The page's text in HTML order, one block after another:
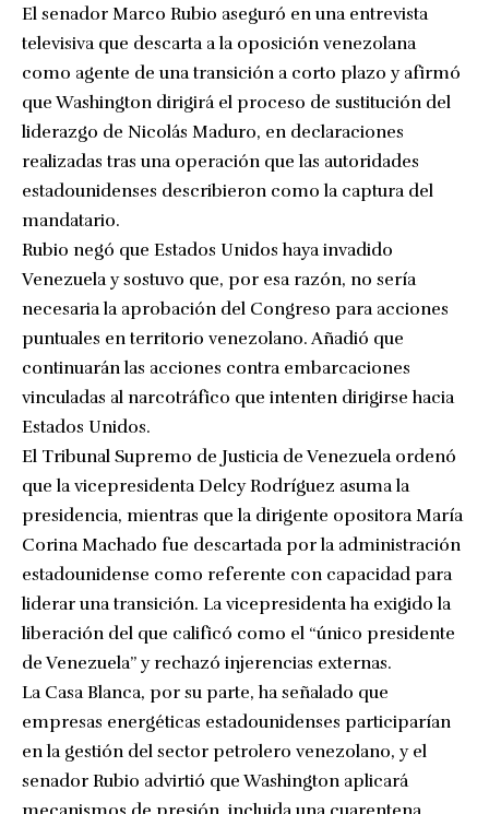
El senador Marco Rubio aseguró en una entrevista
televisiva que descarta a la oposición venezolana
como agente de una transición a corto plazo y afirmó
que Washington dirigirá el proceso de sustitución del
liderazgo de Nicolás Maduro, en declaraciones
realizadas tras una operación que las autoridades
estadounidenses describieron como la captura del
mandatario.
Rubio negó que Estados Unidos haya invadido
Venezuela y sostuvo que, por esa razón, no sería
necesaria la aprobación del Congreso para acciones
puntuales en territorio venezolano. Añadió que
continuarán las acciones contra embarcaciones
vinculadas al narcotráfico que intenten dirigirse hacia
Estados Unidos.
El Tribunal Supremo de Justicia de Venezuela ordenó
que la vicepresidenta Delcy Rodríguez asuma la
presidencia, mientras que la dirigente opositora María
Corina Machado fue descartada por la administración
estadounidense como referente con capacidad para
liderar una transición. La vicepresidenta ha exigido la
liberación del que calificó como el “único presidente
de Venezuela” y rechazó injerencias externas.
La Casa Blanca, por su parte, ha señalado que
empresas energéticas estadounidenses participarían
en la gestión del sector petrolero venezolano, y el
senador Rubio advirtió que Washington aplicará